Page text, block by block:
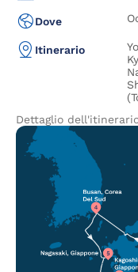
Dove
Itinerario
Dettaglio